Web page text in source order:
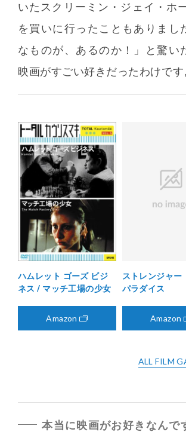
いたスクリーミン・ジェイ・ホ
を買いに行ったこともありまし
なものが、あるのか！」と驚い
映画がすごい好きだったわけです
ハムレット ゴーズ ビジ
ネス / マッチ工場の少女
Amazon
ストレンジャー
パラダイス
Amazon
ALL FILM
本当に映画がお好きなんで